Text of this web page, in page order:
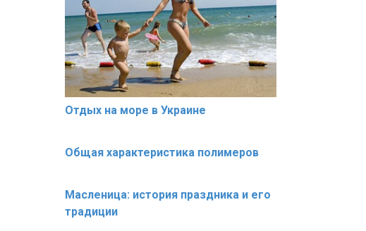
Отдых на море в Украине
Общая характеристика полимеров
Масленица: история праздника и его
традиции